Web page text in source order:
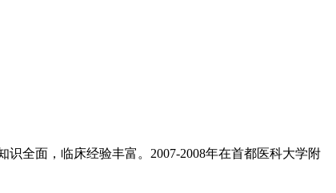
全面，临床经验丰富。2007-2008年在首都医科大学附